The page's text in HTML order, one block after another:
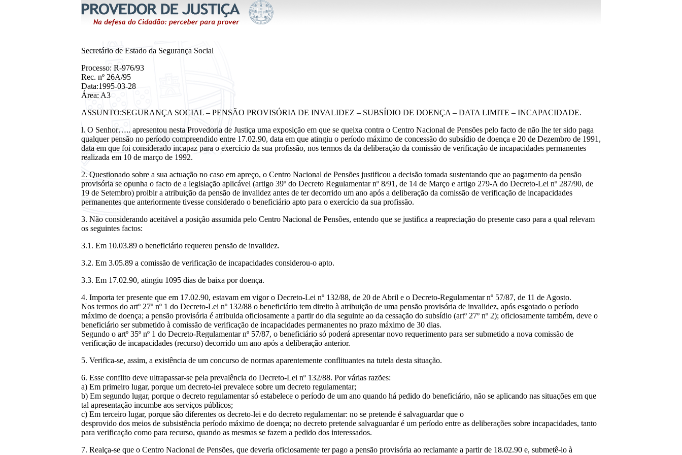
Secretário de Estado da Segurança Social
Processo: R-976/93
Rec. nº 26A/95
Data:1995-03-28
Área: A3
ASSUNTO:SEGURANÇA SOCIAL – PENSÃO PROVISÓRIA DE INVALIDEZ – SUBSÍDIO DE DOENÇA – DATA LIMITE – INCAPACIDADE.
l. O Senhor….. apresentou nesta Provedoria de Justiça uma exposição em que se queixa contra o Centro Nacional de Pensões pelo facto de não lhe ter sido paga
qualquer pensão no período compreendido entre 17.02.90, data em que atingiu o período máximo de concessão do subsídio de doença e 20 de Dezembro de 1991,
data em que foi considerado incapaz para o exercício da sua profissão, nos termos da da deliberação da comissão de verificação de incapacidades permanentes
realizada em 10 de março de 1992.
2. Questionado sobre a sua actuação no caso em apreço, o Centro Nacional de Pensões justificou a decisão tomada sustentando que ao pagamento da pensão
provisória se opunha o facto de a legislação aplicável (artigo 39º do Decreto Regulamentar nº 8/91, de 14 de Março e artigo 279-A do Decreto-Lei nº 287/90, de
19 de Setembro) proibir a atribuição da pensão de invalidez antes de ter decorrido um ano após a deliberação da comissão de verificação de incapacidades
permanentes que anteriormente tivesse considerado o beneficiário apto para o exercício da sua profissão.
3. Não considerando aceitável a posição assumida pelo Centro Nacional de Pensões, entendo que se justifica a reapreciação do presente caso para a qual relevam
os seguintes factos:
3.1. Em 10.03.89 o beneficiário requereu pensão de invalidez.
3.2. Em 3.05.89 a comissão de verificação de incapacidades considerou-o apto.
3.3. Em 17.02.90, atingiu 1095 dias de baixa por doença.
4. Importa ter presente que em 17.02.90, estavam em vigor o Decreto-Lei nº 132/88, de 20 de Abril e o Decreto-Regulamentar nº 57/87, de 11 de Agosto.
Nos termos do artº 27º nº 1 do Decreto-Lei nº 132/88 o beneficiário tem direito à atribuição de uma pensão provisória de invalidez, após esgotado o período
máximo de doença; a pensão provisória é atribuida oficiosamente a partir do dia seguinte ao da cessação do subsídio (artº 27º nº 2); oficiosamente também, deve o
beneficiário ser submetido à comissão de verificação de incapacidades permanentes no prazo máximo de 30 dias.
Segundo o artº 35º nº 1 do Decreto-Regulamentar nº 57/87, o beneficiário só poderá apresentar novo requerimento para ser submetido a nova comissão de
verificação de incapacidades (recurso) decorrido um ano após a deliberação anterior.
5. Verifica-se, assim, a existência de um concurso de normas aparentemente conflituantes na tutela desta situação.
6. Esse conflito deve ultrapassar-se pela prevalência do Decreto-Lei nº 132/88. Por várias razões:
a) Em primeiro lugar, porque um decreto-lei prevalece sobre um decreto regulamentar;
b) Em segundo lugar, porque o decreto regulamentar só estabelece o período de um ano quando há pedido do beneficiário, não se aplicando nas situações em que
tal apresentação incumbe aos serviços públicos;
c) Em terceiro lugar, porque são diferentes os decreto-lei e do decreto regulamentar: no se pretende é salvaguardar que o
desprovido dos meios de subsistência período máximo de doença; no decreto pretende salvaguardar é um período entre as deliberações sobre incapacidades, tanto
para verificação como para recurso, quando as mesmas se fazem a pedido dos interessados.
7. Realça-se que o Centro Nacional de Pensões, que deveria oficiosamente ter pago a pensão provisória ao reclamante a partir de 18.02.90 e, submetê-lo à